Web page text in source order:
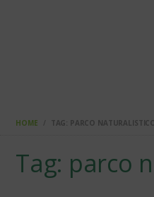
HOME TAG: PARCO
Tag: parco